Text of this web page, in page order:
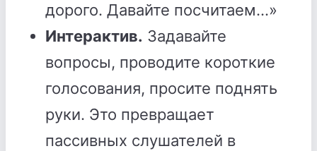
дорого. Давайте посчитаем...»
Интерактив. Задавайте
вопросы, проводите короткие
голосования, просите поднять
руки. Это превращает
пассивных слушателей в